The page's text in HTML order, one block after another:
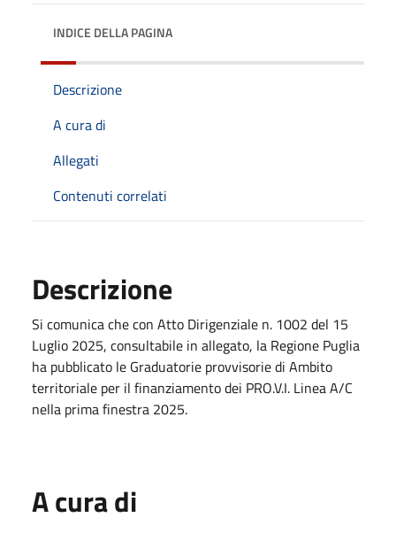
INDICE DELLA PAGINA
Descrizione
A cura di
Allegati
Contenuti correlati
Descrizione
Si comunica che con Atto Dirigenziale n. 1002 del 15
Luglio 2025, consultabile in allegato, la Regione Puglia
ha pubblicato le Graduatorie provvisorie di Ambito
territoriale per il finanziamento dei PRO.V.I. Linea A/C
nella prima finestra 2025.
A cura di